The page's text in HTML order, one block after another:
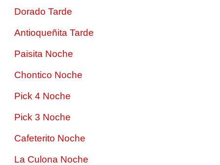
Dorado Tarde
Antioqueñita Tarde
Paisita Noche
Chontico Noche
Pick 4 Noche
Pick 3 Noche
Cafeterito Noche
La Culona Noche